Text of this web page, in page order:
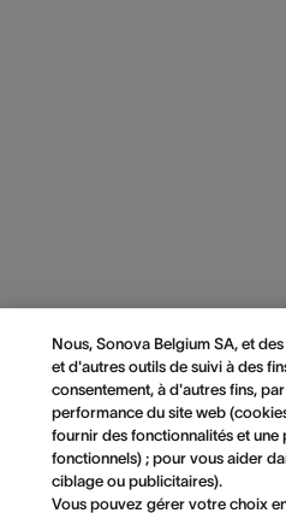
Nous, Sonova Belgium SA, et
et d'autres outils de suivi à des
consentement, à d'autres fins,
performance du site web
fournir des fonctionnalités et
fonctionnels) ; pour vous aider
ciblage ou publicitaires).
Vous pouvez gérer votre choix